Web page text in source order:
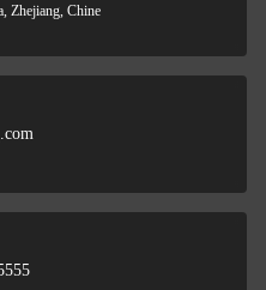
Zhejiang, Chine